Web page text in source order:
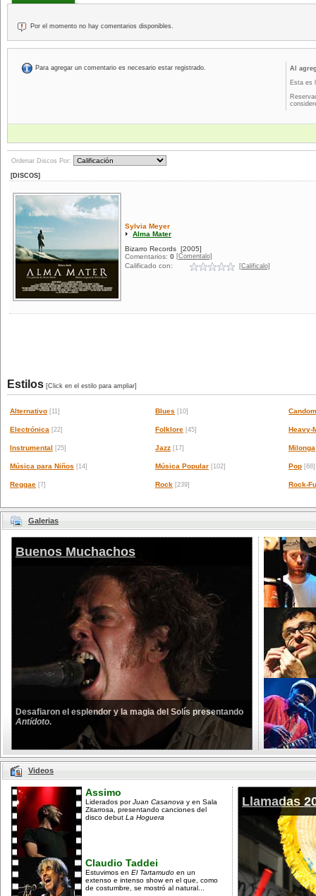
Por el momento no hay comentarios disponibles.
Para agregar un comentario es necesario estar registrado.
Al
Esta es
Ordenar Discos Por:
[DISCOS]
Sylvia Meyer
Alma Mater
Bizarro Records [2005]
Comentarios: 0 [Comentalo]
Calificado con: [Calificalo]
Estilos [Click en el estilo para ampliar]
Alternativo [11] Blues [10]
Electrónica [22] Folklore [45] Heavy-
Instrumental [25] Jazz [17] Milonga
Música para Niños [14] Música Popular [102] Pop [68]
Reggae [7] Rock [239] Rock-
Galerias
Buenos Muchachos
Desafiaron el esplendor y la magia del Solís presentando
Antídoto.
Videos
Assimo
Liderados porJuan Casanova y en Sala
Zitarrosa, presentando canciones del
disco debut La Hoguera
Claudio Taddei
Estuvimos en El Tartamudo en un
extenso e intenso show en el que, como
de costumbre, se mostró al natural...
Llamadas